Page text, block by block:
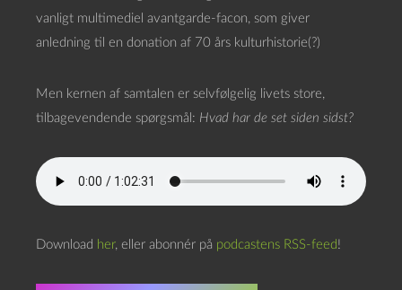
vanligt multimediel avantgarde-facon, som giver
anledning til en donation af 70 års kulturhistorie(?)
Men kernen af samtalen er selvfølgelig livets store,
tilbagevendende spørgsmål: Hvad har de set siden sidst?
Download her, eller abonnér på podcastens RSS-feed!